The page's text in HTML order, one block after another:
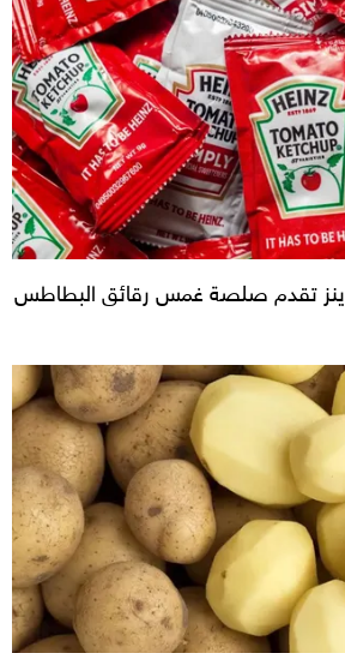
تقدم صلصة غمس رقائق البطاطس